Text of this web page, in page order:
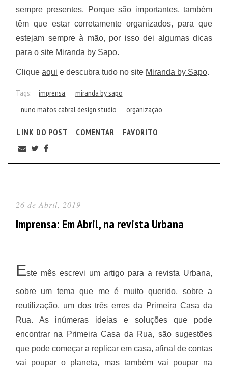
sempre presentes. Porque são importantes, também
têm que estar corretamente organizados, para que
estejam sempre à mão, por isso dei algumas dicas
para o site Miranda by Sapo.
Clique aqui e descubra tudo no site Miranda by Sapo.
Tags: imprensa
miranda by sapo
nuno matos cabral design studio
organização
LINK DO POST COMENTAR FAVORITO
26 de Abril, 2019
Imprensa: Em Abril, na revista Urbana
Este mês escrevi um artigo para a revista Urbana,
sobre um tema que me é muito querido, sobre a
reutilização, um dos três erres da Primeira Casa da
Rua. As inúmeras ideias e soluções que pode
encontrar na Primeira Casa da Rua, são sugestões
que pode começar a replicar em casa, afinal de contas
vai poupar o planeta, mas também vai poupar na